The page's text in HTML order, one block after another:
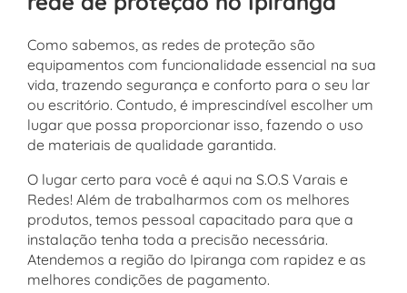
Como sabemos, as redes de proteção são
equipamentos com funcionalidade essencial na sua
vida, trazendo segurança e conforto para o seu lar
ou escritório. Contudo, é imprescindível escolher um
lugar que possa proporcionar isso, fazendo o uso
de materiais de qualidade garantida.
O lugar certo para você é aqui na S.O.S Varais e
Redes! Além de trabalharmos com os melhores
produtos, temos pessoal capacitado para que a
instalação tenha toda a precisão necessária.
Atendemos a região do Ipiranga com rapidez e as
melhores condições de pagamento.